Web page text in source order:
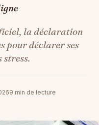
la déclaration
pour déclarer ses
stress.
9 min de lecture